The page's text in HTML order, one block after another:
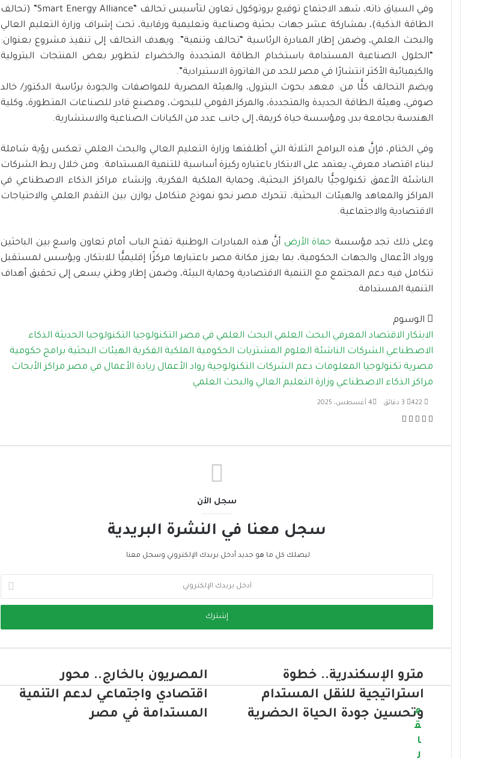
وفي السياق ذاته، شهد الاجتماع توقيع بروتوكول تعاون لتأسيس تحالف “Smart Energy Alliance” (تحالف
الطاقة الذكية)، بمشاركة عشر جهات بحثية وصناعية وتعليمية ورقابية، تحت إشراف وزارة التعليم العالي
والبحث العلمي، وضمن إطار المبادرة الرئاسية “تحالف وتنمية”. ويهدف التحالف إلى تنفيذ مشروع بعنوان:
“الحلول الصناعية المستدامة باستخدام الطاقة المتجددة والخضراء لتطوير بعض المنتجات البترولية
والكيميائية الأكثر انتشارًا في مصر للحد من الفاتورة الاستيرادية”.
ويضم التحالف كلًّا من: معهد بحوث البترول، والهيئة المصرية للمواصفات والجودة برئاسة الدكتور/ خالد
صوفي، وهيئة الطاقة الجديدة والمتجددة، والمركز القومي للبحوث، ومصنع قادر للصناعات المتطورة، وكلية
الهندسة بجامعة بدر، ومؤسسة حياة كريمة، إلى جانب عدد من الكيانات الصناعية والاستشارية.
وفي الختام، فإنَّ هذه البرامج الثلاثة التي أطلقتها وزارة التعليم العالي والبحث العلمي تعكس رؤية شاملة
لبناء اقتصاد معرفي، يعتمد على الابتكار باعتباره ركيزة أساسية للتنمية المستدامة. ومن خلال ربط الشركات
الناشئة الأعمق تكنولوجيًّا بالمراكز البحثية، وحماية الملكية الفكرية، وإنشاء مراكز الذكاء الاصطناعي في
المراكز والمعاهد والهيئات البحثية، تتحرك مصر نحو نموذج متكامل يوازن بين التقدم العلمي والاحتياجات
الاقتصادية والاجتماعية.
وعلى ذلك تجد مؤسسة حماة الأرض أنَّ هذه المبادرات الوطنية تفتح الباب أمام تعاون واسع بين الباحثين
ورواد الأعمال والجهات الحكومية، بما يعزز مكانة مصر باعتبارها مركزًا إقليميًّا للابتكار، ويؤسس لمستقبل
تتكامل فيه دعم المجتمع مع التنمية الاقتصادية وحماية البيئة، وضمن إطار وطني يسعى إلى تحقيق أهداف
التنمية المستدامة.
الوسوم
الابتكار الاقتصاد المعرفي البحث العلمي البحث العلمي في مصر التكنولوجيا التكنولوجيا الحديثة الذكاء
الاصطناعي الشركات الناشئة العلوم المشتريات الحكومية الملكية الفكرية الهيئات البحثية برامج حكومية
مصرية تكنولوجيا المعلومات دعم الشركات التكنولوجية رواد الأعمال ريادة الأعمال في مصر مراكز الأبحاث
مراكز الذكاء الاصطناعي وزارة التعليم العالي والبحث العلمي
4 أغسطس، 2025
ف
س
ت
ي
ل
ن
م
ا
د
ا
سجل الأن
سجل معنا في النشرة البريدية
ليصلك كل ما هو جديد أدخل بريدك الإلكتروني وسجل معنا.
خ
ب
المصريون بالخارج.. محور
اقتصادي واجتماعي لدعم التنمية
المستدامة في مصر
مترو الإسكندرية.. خطوة
استراتيجية للنقل المستدام
وتحسين جودة الحياة الحضرية
م
ق
ا